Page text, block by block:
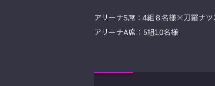
アリーナS席：4組８名様※刀羅ナ
アリーナA席：5組10名様